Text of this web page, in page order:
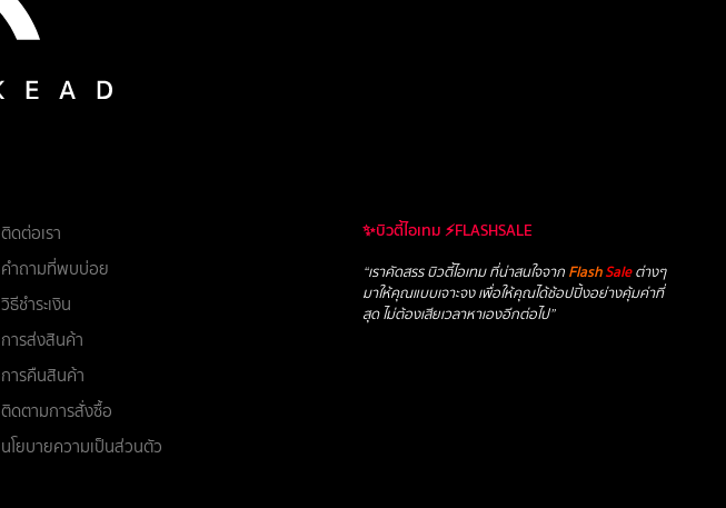
ติดต่อเรา
คำถามที่พบบ่อย
วิธีชำระเงิน
การส่งสินค้า
การคืนสินค้า
ติดตามการสั่งซื้อ
นโยบายความเป็นส่วนตัว
✨บิวตี้ไอเทม ⚡FLASHSALE
“เราคัดสรร บิวตี้ไอเทม ที่น่าสนใจจาก FlashSaleต่างๆ
มาให้คุณแบบเจาะจง เพื่อให้คุณได้ช้อปปิ้งอย่างคุ้มค่าที่
สุด ไม่ต้องเสียเวลาหาเองอีกต่อไป”